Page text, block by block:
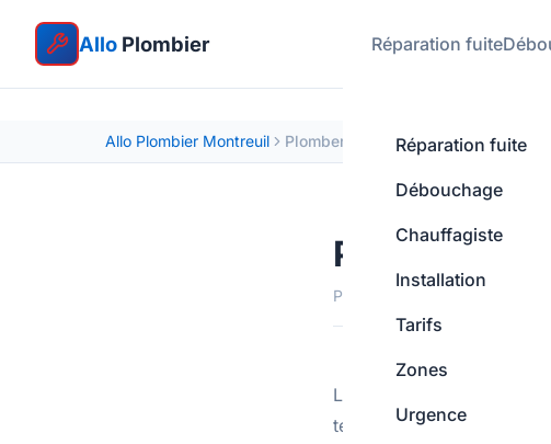
Allo Plombier Réparation fuite
Réparation fuite
Débouchage
Chauffagiste
Installation
Tarifs
Zones
Urgence
Allo Plombier Montreuil Plomberie et gel : protéger son
Protéger sa
Publié par Allo Plombier
Les vagues de froid
températures négatives